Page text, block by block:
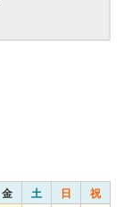
金 土 日 祝